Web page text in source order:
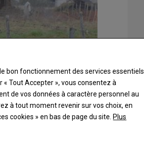
bon fonctionnement des services essentiels
« Tout Accepter », vous consentez à
de vos données à caractère personnel au
à tout moment revenir sur vos choix, en
cookies » en bas de page du site. Plus